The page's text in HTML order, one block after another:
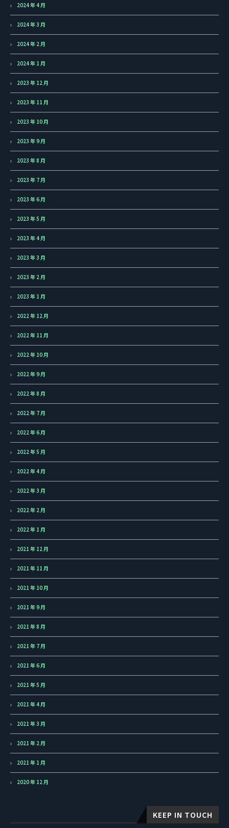
2024 年 4 月
2024 年 3 月
2024 年 2 月
2024 年 1 月
2023 年 12 月
2023 年 11 月
2023 年 10 月
2023 年 9 月
2023 年 8 月
2023 年 7 月
2023 年 6 月
2023 年 5 月
2023 年 4 月
2023 年 3 月
2023 年 2 月
2023 年 1 月
2022 年 12 月
2022 年 11 月
2022 年 10 月
2022 年 9 月
2022 年 8 月
2022 年 7 月
2022 年 6 月
2022 年 5 月
2022 年 4 月
2022 年 3 月
2022 年 2 月
2022 年 1 月
2021 年 12 月
2021 年 11 月
2021 年 10 月
2021 年 9 月
2021 年 8 月
2021 年 7 月
2021 年 6 月
2021 年 5 月
2021 年 4 月
2021 年 3 月
2021 年 2 月
2021 年 1 月
2020 年 12 月
KEEP IN TOUCH